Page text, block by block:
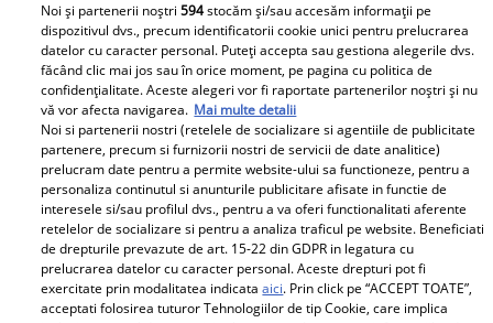
Ce pensie alimentară plătește Victor
Slav pentru Sofia, fiica lui și a Biancăi
Drăgușanu: „Eu nu știu ce salariu are el,
Noi și partenerii noștri594stocăm și/sau accesăm informații pe
dispozitivul dvs., precum identificatorii cookie unici pentru prelucrarea
datelor cu caracter personal. Puteți accepta sau gestiona alegerile dvs.
făcând clic mai jos sau în orice moment, pe pagina cu politica de
confidențialitate. Aceste alegeri vor fi raportate partenerilor noștri și nu
vă vor afecta navigarea. Mai multe detalii
Noi si partenerii nostri (retelele de socializare si agentiile de publicitate
partenere, precum si furnizorii nostri de servicii de date analitice)
prelucram date pentru a permite website-ului sa functioneze, pentru a
personaliza continutul si anunturile publicitare afisate in functie de
interesele si/sau profilul dvs., pentru a va oferi functionalitati aferente
retelelor de socializare si pentru a analiza traficul pe website. Beneficiati
de drepturile prevazute de art. 15-22 din GDPR in legatura cu
prelucrarea datelor cu caracter personal. Aceste drepturi pot fi
exercitate prin modalitatea indicataaici. Prin click pe “ACCEPT TOATE”,
acceptati folosirea tuturor Tehnologiilor de tip Cookie, care implica